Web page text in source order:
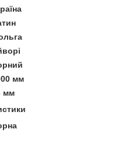
мм
мм